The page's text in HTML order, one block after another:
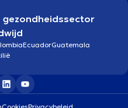
EcuadorGuatemala